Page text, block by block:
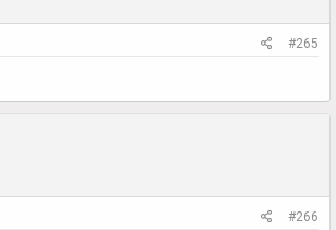
#265
#266